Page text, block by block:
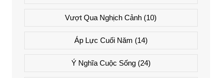
Vượt Qua Nghịch Cảnh (10)
Áp Lực Cuối Năm (14)
Ý Nghĩa Cuộc Sống(24)